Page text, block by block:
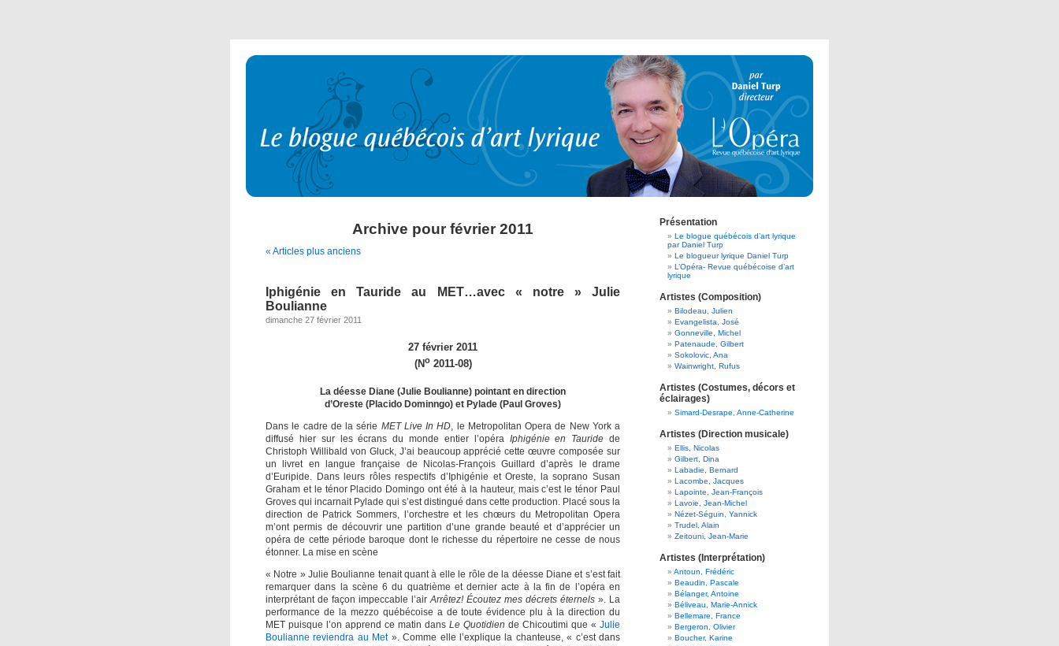
Archive pour février 2011
« Articles plus anciens
Iphigénie en Tauride au MET…avec « notre » Julie
Boulianne
dimanche 27 février 2011
27 février 2011
(No2011-08)
La déesse Diane (Julie Boulianne) pointant en direction
d’Oreste (Placido Dominngo) et Pylade (Paul Groves)
Dans le cadre de la série MET Live In HD , le Metropolitan Opera de New York a
diffusé hier sur les écrans du monde entier l’opéra Iphigénie en Tauride de
Christoph Willibald von Gluck, J’ai beaucoup apprécié cette œuvre composée sur
un livret en langue française de Nicolas-François Guillard d’après le drame
d’Euripide. Dans leurs rôles respectifs d’Iphigénie et Oreste, la soprano Susan
Graham et le ténor Placido Domingo ont été à la hauteur, mais c’est le ténor Paul
Groves qui incarnait Pylade qui s’est distingué dans cette production. Placé sous la
direction de Patrick Sommers, l’orchestre et les chœurs du Metropolitan Opera
m’ont permis de découvrir une partition d’une grande beauté et d’apprécier un
opéra de cette période baroque dont le richesse du répertoire ne cesse de nous
étonner. La mise en scène
« Notre » Julie Boulianne tenait quant à elle le rôle de la déesse Diane et s’est fait
remarquer dans la scène 6 du quatrième et dernier acte à la fin de l’opéra en
interprétant de façon impeccable l’air Arrêtez! Écoutez mes décrets éternels ». La
performance de la mezzo québécoise a de toute évidence plu à la direction du
MET puisque l’on apprend ce matin dans Le Quotidien de Chicoutimi que « Julie
Boulianne reviendra au Met». Comme elle l’explique la chanteuse, « c’est dans
Présentation
Le blogue québécois d’art lyrique
par Daniel Turp
Le blogueur lyrique Daniel Turp
L’Opéra- Revue québécoise d’art
lyrique
Artistes (Composition)
Bilodeau, Julien
Evangelista, José
Gonneville, Michel
Patenaude, Gilbert
Sokolovic, Ana
Wainwright, Rufus
Artistes (Costumes, décors et
éclairages)
Simard-Desrape, Anne-Catherine
Artistes (Direction musicale)
Ellis, Nicolas
Gilbert, Dina
Labadie, Bernard
Lacombe, Jacques
Lapointe, Jean-François
Lavoie, Jean-Michel
Nézet-Séguin, Yannick
Trudel, Alain
Zeitouni, Jean-Marie
Artistes (Interprétation)
Antoun, Frédéric
Beaudin, Pascale
Bélanger, Antoine
Béliveau, Marie-Annick
Bellemare, France
Bergeron, Olivier
Boucher, Karine